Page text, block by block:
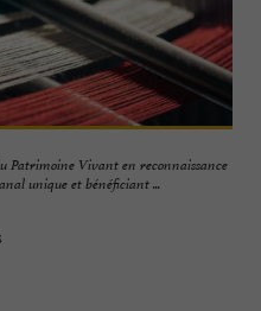
Patrimoine Vivant en reconnaissance
unique et bénéficiant ...